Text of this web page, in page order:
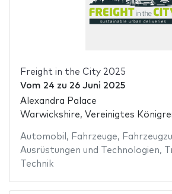
Freight in the City 2025
Vom 24 zu 26 Juni 2025
Alexandra Palace
Warwickshire, Vereinigtes
Automobil , Fahrzeuge,
Ausrüstungen und Technologien,
Technik